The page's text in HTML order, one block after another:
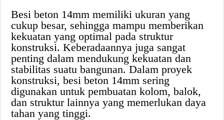
Besi beton 14mm memiliki ukuran yang
cukup besar, sehingga mampu memberikan
kekuatan yang optimal pada struktur
konstruksi. Keberadaannya juga sangat
penting dalam mendukung kekuatan dan
stabilitas suatu bangunan. Dalam proyek
konstruksi, besi beton 14mm sering
digunakan untuk pembuatan kolom, balok,
dan struktur lainnya yang memerlukan daya
tahan yang tinggi.